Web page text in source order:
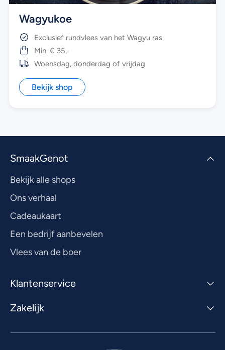
Wagyukoe
Exclusief rundvlees van het Wagyu ras
Min. € 35,-
Woensdag, donderdag of vrijdag
Bekijk shop
SmaakGenot
Bekijk alle shops
Ons verhaal
Cadeaukaart
Een bedrijf aanbevelen
Vlees van de boer
Klantenservice
Zakelijk